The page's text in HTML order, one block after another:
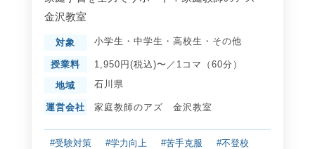
金沢教室
対象 小学生 ・ 中学生 ・ 高校生 ・ その他
授業料 1,950円(税込)〜／1コマ（60分）
地域 石川県
運営会社 家庭教師のアズ 金沢教室
#受験対策 #学力向上 #苦手克服
#不登校